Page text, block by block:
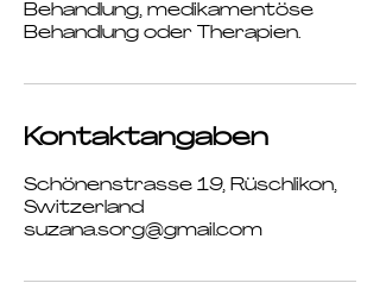
Behandlung, medikamentöse
Behandlung oder Therapien.
Kontaktangaben
Schönenstrasse 19, Rüschlikon,
Switzerland
suzana.sorg@gmail.com